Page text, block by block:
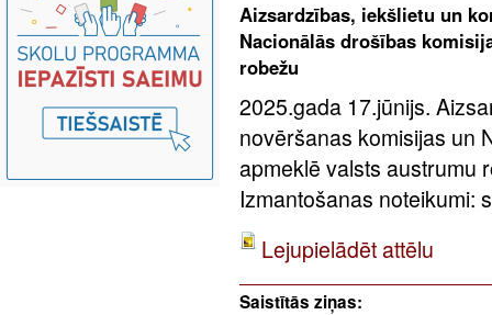
Aizsardzības, iekšlietu un
Nacionālās drošības
robežu
2025.gada 17.jūnijs.
novēršanas komisijas un
apmeklē valsts austrumu
Izmantošanas noteikumi:
Lejupielādēt attēlu
Saistītās ziņas: